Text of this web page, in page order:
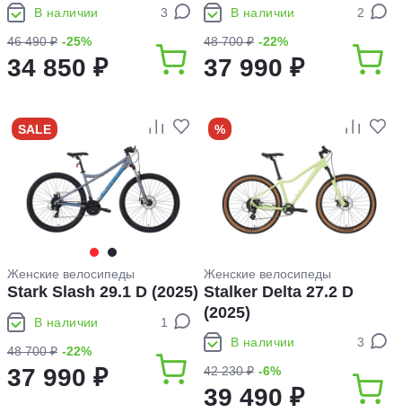
В наличии
3
46 490 ₽ -25%
34 850 ₽
В наличии
2
48 700 ₽ -22%
37 990 ₽
SALE
Женские велосипеды
Stark Slash 29.1 D (2025)
В наличии
1
48 700 ₽ -22%
37 990 ₽
%
Женские велосипеды
Stalker Delta 27.2 D
(2025)
В наличии
3
42 230 ₽ -6%
39 490 ₽